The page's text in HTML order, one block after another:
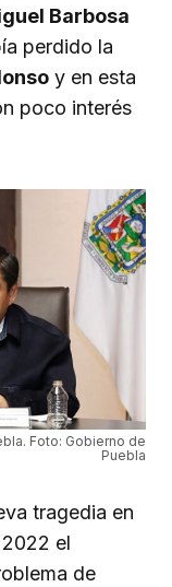
Barbosa
perdido la
y en esta
poco interés
Foto: Gobierno de
Puebla
tragedia en
el
de